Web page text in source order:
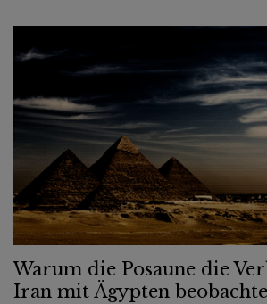
Warum die Posaune die
Iran mit Ägypten